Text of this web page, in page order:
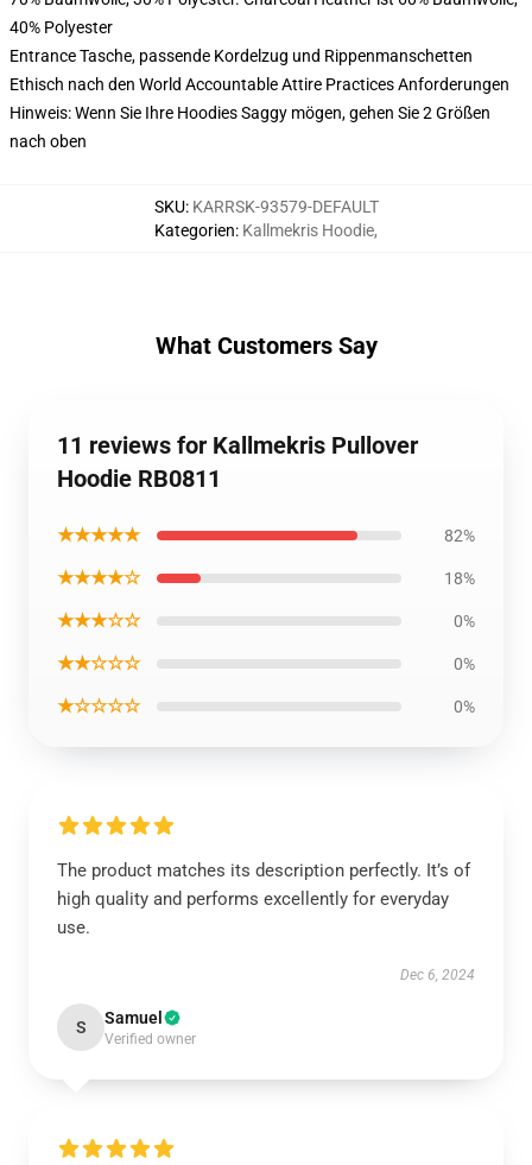
40% Polyester
Entrance Tasche, passende Kordelzug und Rippenmanschetten
Ethisch nach den World Accountable Attire Practices Anforderungen
Hinweis: Wenn Sie Ihre Hoodies Saggy mögen, gehen Sie 2 Größen
nach oben
SKU: KARRSK-93579-DEFAULT
Kategorien: Kallmekris Hoodie,
What Customers Say
11 reviews for Kallmekris Pullover
Hoodie RB0811
★★★★★ 82%
★★★★☆ 18%
★★★☆☆ 0%
★★☆☆☆ 0%
★☆☆☆☆ 0%
The product matches its description perfectly. It’s of
high quality and performs excellently for everyday
use.
Dec 6, 2024
S Samuel
Verified owner